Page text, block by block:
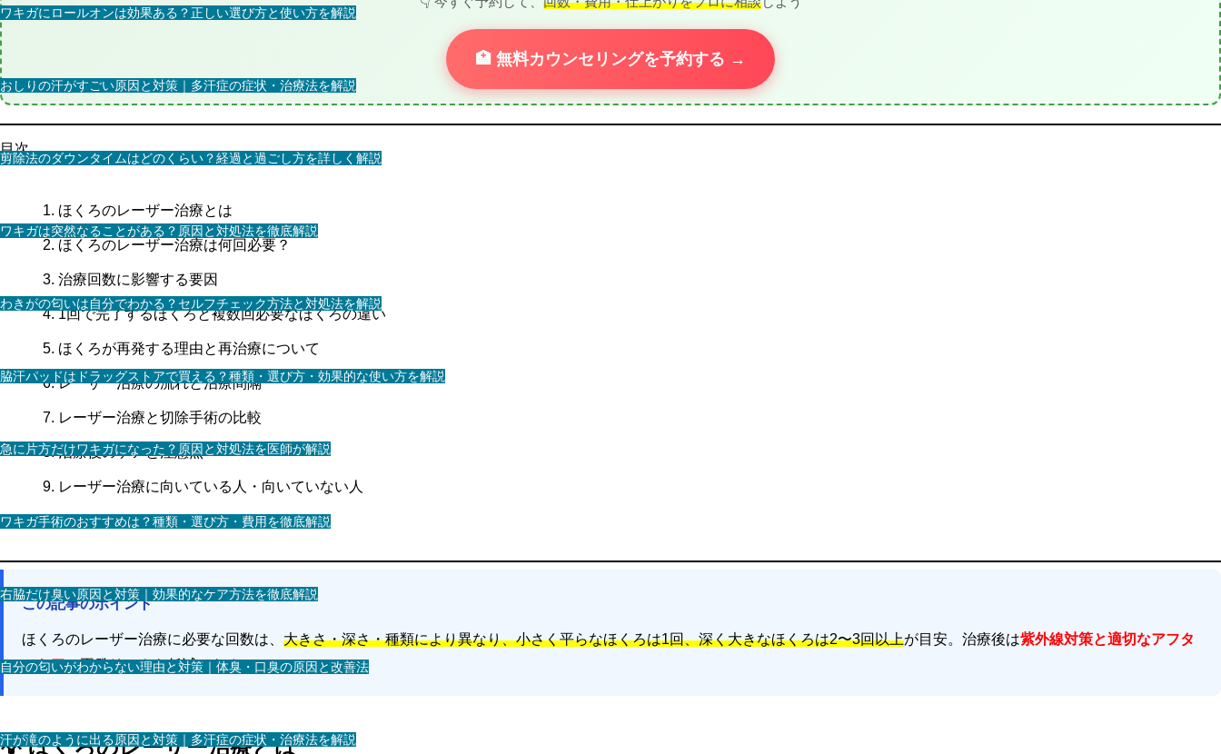
ワキガにロールオンは効果ある？正しい選び方と使い方を解説
おしりの汗がすごい原因と対策｜多汗症の症状・治療法を解説
剪除法のダウンタイムはどのくらい？経過と過ごし方を詳しく解説
ワキガは突然なることがある？原因と対処法を徹底解説
わきがの匂いは自分でわかる？セルフチェック方法と対処法を解説
脇汗パッドはドラッグストアで買える？種類・選び方・効果的な使い方を解説
急に片方だけワキガになった？原因と対処法を医師が解説
ワキガ手術のおすすめは？種類・選び方・費用を徹底解説
右脇だけ臭い原因と対策｜効果的なケア方法を徹底解説
自分の匂いがわからない理由と対策｜体臭・口臭の原因と改善法
汗が滝のように出る原因と対策｜多汗症の症状・治療法を解説
🏥 無料カウンセリングを予約する →
目次
ほくろのレーザー治療とは
ほくろのレーザー治療は何回必要？
治療回数に影響する要因
1回で完了するほくろと複数回必要なほくろの違い
ほくろが再発する理由と再治療について
レーザー治療の流れと治療間隔
レーザー治療と切除手術の比較
治療後のケアと注意点
レーザー治療に向いている人・向いていない人
まとめ
この記事のポイント
ほくろのレーザー治療に必要な回数は、 大きさ・深さ・種類により異なり、小さく平らなほくろは1回、深く大きなほくろは2〜3回以上が目安。治療後は紫外線対策と適切なアフタ
ーケアで再発リスクを低減できる。
💡 ほくろのレーザー治療とは